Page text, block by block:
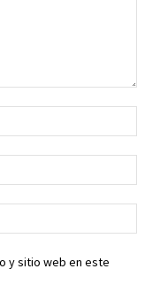
web:
y sitio web en este